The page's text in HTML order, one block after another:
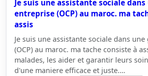
Je suis une assistante sociale
entreprise (OCP) au maroc. ma
assis
Je suis une assistante sociale dans
(OCP) au maroc. ma tache consiste à
malades, les aider et garantir leurs
d'une maniere efficace et juste.…